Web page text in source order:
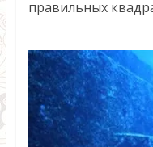
правильных